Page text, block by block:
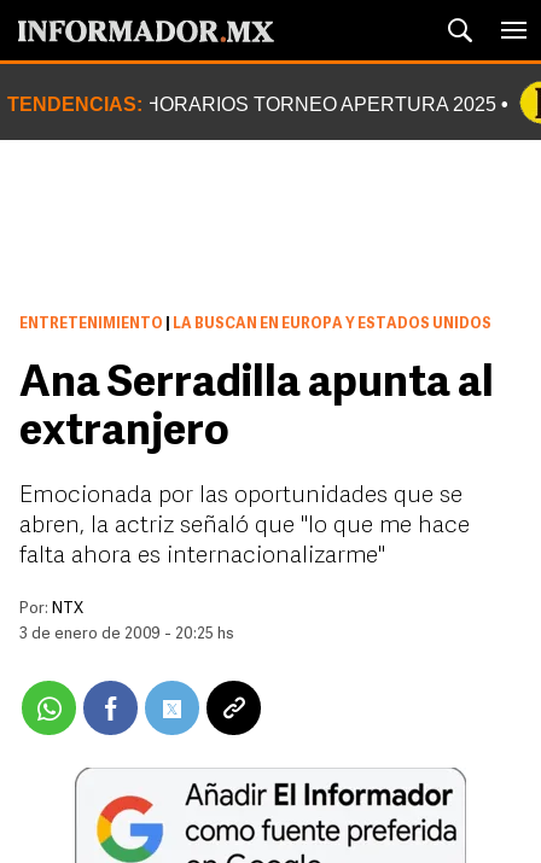
TENDENCIAS: HORARIOS TORNEO APERTURA 2025
ENTRETENIMIENTO LA BUSCAN EN EUROPA Y ESTADOS UNIDOS
Ana Serradilla apunta al
extranjero
Emocionada por las oportunidades que se
abren, la actriz señaló que ''lo que me hace
falta ahora es internacionalizarme''
Por: NTX
3 de enero de 2009 - 20:25 hs